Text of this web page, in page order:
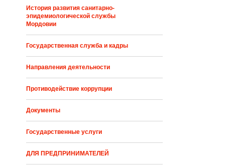
История развития санитарно-
эпидемиологической службы
Мордовии
Государственная служба и кадры
Направления деятельности
Противодействие коррупции
Документы
Государственные услуги
ДЛЯ ПРЕДПРИНИМАТЕЛЕЙ